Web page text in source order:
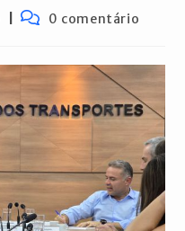
Comentários
0 comentário